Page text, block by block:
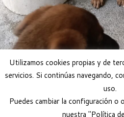
Adoptar
Utilizamos cookies propias y de
servicios. Si continúas navegando,
uso.
Puedes cambiar la configuración o
nuestra "Política